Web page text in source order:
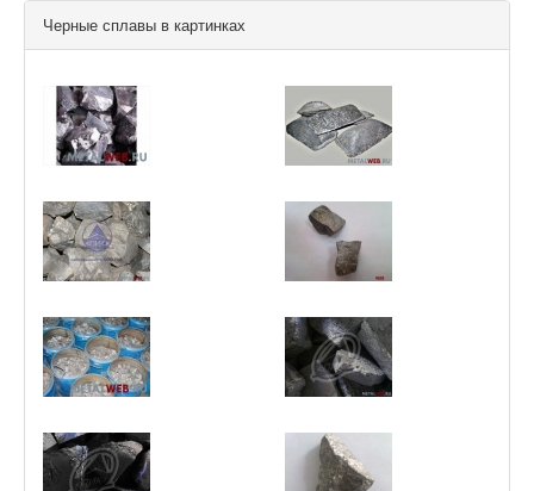
Черные сплавы в картинках